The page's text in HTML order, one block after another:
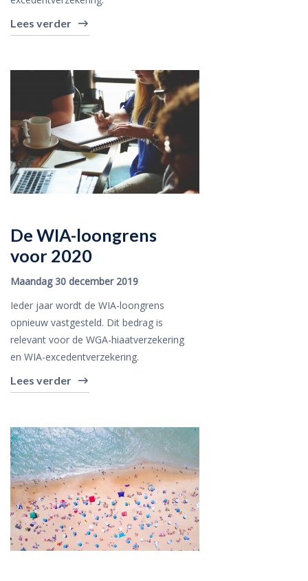
Lees verder
De WIA-loongrens
voor 2020
Maandag 30 december 2019
Ieder jaar wordt de WIA-loongrens
opnieuw vastgesteld. Dit bedrag is
relevant voor de WGA-hiaatverzekering
en WIA-excedentverzekering.
Lees verder